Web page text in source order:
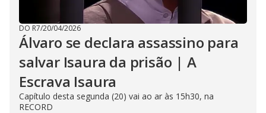
DO R7/20/04/2026
Álvaro se declara assassino para
salvar Isaura da prisão | A
Escrava Isaura
Capítulo desta segunda (20) vai ao ar às 15h30, na
RECORD